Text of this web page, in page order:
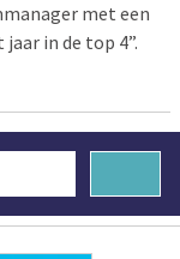
met een
in de top 4”.